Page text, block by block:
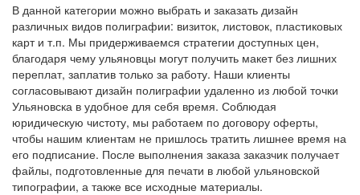
В данной категории можно выбрать и заказать дизайн
различных видов полиграфии: визиток, листовок, пластиковых
карт и т.п. Мы придерживаемся стратегии доступных цен,
благодаря чему ульяновцы могут получить макет без лишних
переплат, заплатив только за работу. Наши клиенты
согласовывают дизайн полиграфии удаленно из любой точки
Ульяновска в удобное для себя время. Соблюдая
юридическую чистоту, мы работаем по договору оферты,
чтобы нашим клиентам не пришлось тратить лишнее время на
его подписание. После выполнения заказа заказчик получает
файлы, подготовленные для печати в любой ульяновской
типографии, а также все исходные материалы.